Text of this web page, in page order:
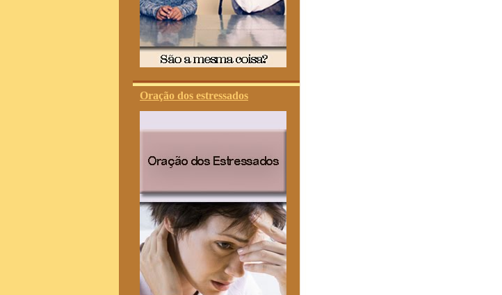
Oração dos estressados